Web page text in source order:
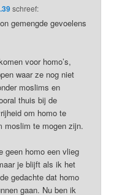
schreef:
gemengde gevoelens
voor homo’s,
waar ze nog niet
moslims en
thuis bij de
om homo te
moslim te mogen zijn.
geen homo een vlieg
je blijft als ik het
gedachte dat homo
gaan. Nu ben ik